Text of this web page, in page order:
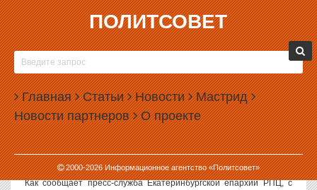
ПОЛИТСОВЕТ
Главная Статьи Новости Мастрид
Новости партнеров О проекте
2000-2026Информационное агентство «Политсовет»
20.09.2017, 11:39
ГЛАВНЫЙ АРХИВИСТ СВЕРДЛОВСКОЙ
ОБЛАСТИ ПРЕДЛОЖИЛ ВОССТАНОВИТЬ
ИПАТЬЕВСКИЙ ДОМ
Начальник управления архивами Свердловской области Алексей
Капустин предложил восстановить в Екатеринбурге Ипатьевский
дом, в котором был расстрелян император Николай Второй и его
семья.
Как сообщает пресс-служба Екатеринбургской епархии РПЦ, с